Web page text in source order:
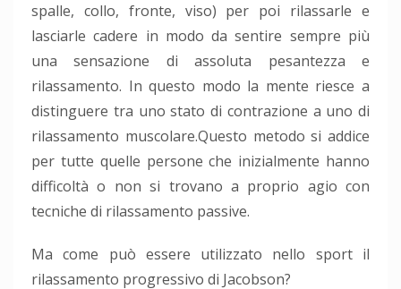
spalle, collo, fronte, viso) per poi rilassarle e
lasciarle cadere in modo da sentire sempre più
una sensazione di assoluta pesantezza e
rilassamento. In questo modo la mente riesce a
distinguere tra uno stato di contrazione a uno di
rilassamento muscolare.Questo metodo si addice
per tutte quelle persone che inizialmente hanno
difficoltà o non si trovano a proprio agio con
tecniche di rilassamento passive.
Ma come può essere utilizzato nello sport il
rilassamento progressivo di Jacobson?